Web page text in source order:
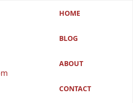
HOME
BLOG
ABOUT
CONTACT